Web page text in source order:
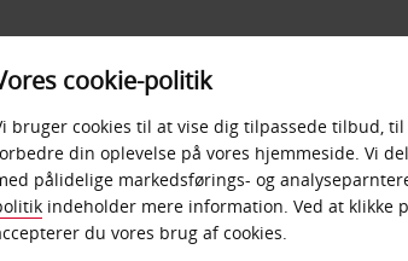
PRODUKTER &
KONTORER
cookie-politik
bruger cookies til at vise dig tilpassede tilbud,
din oplevelse på vores hjemmeside. Vi
pålidelige markedsførings- og
indeholder mere information. Ved at klikke
du vores brug af cookies.